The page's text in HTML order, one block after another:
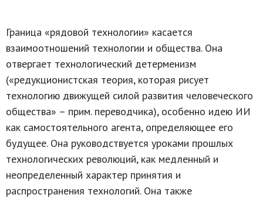
Граница «рядовой технологии» касается
взаимоотношений технологии и общества. Она
отвергает технологический детерменизм
(«редукционистская теория, которая рисует
технологию движущей силой развития человеческого
общества» – прим. переводчика), особенно идею ИИ
как самостоятельного агента, определяющее его
будущее. Она руководствуется уроками прошлых
технологических революций, как медленный и
неопределенный характер принятия и
распространения технологий. Она также